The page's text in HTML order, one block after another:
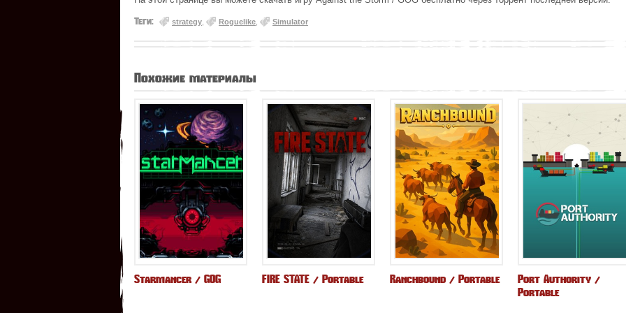
Теги: strategy Roguelike Simulator
Похожие материалы
Starmancer / GOG FIRE STATE / Portable Ranchbound / Portable
Port Authority /
Portable